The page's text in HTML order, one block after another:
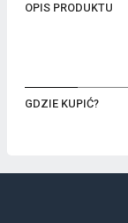
OPIS PRODUKTU
GDZIE KUPIĆ?